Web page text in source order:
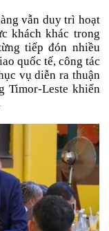
vẫn duy trì hoạt
khách khác trong
tiếp đón nhiều
quốc tế, công tác
vụ diễn ra thuận
Timor-Leste khiến